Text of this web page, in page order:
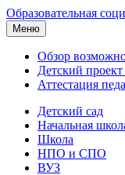
Образовательная
Меню
Обзор
Детский
Аттестация
Детский сад
Начальная
Школа
НПО и СПО
ВУЗ